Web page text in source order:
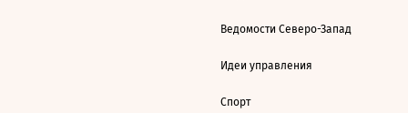
Ведомости Северо-Запад
Идеи управления
Спорт